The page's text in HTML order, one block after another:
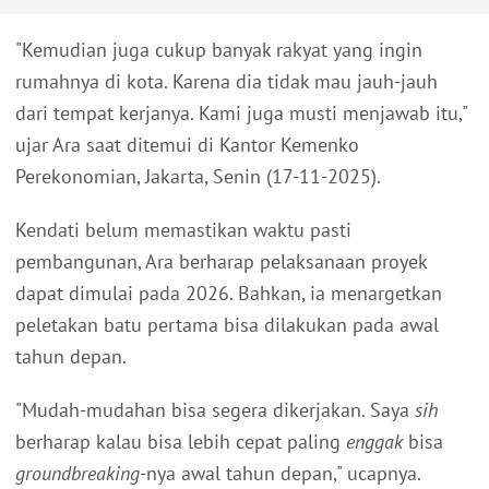
"Kemudian juga cukup banyak rakyat yang ingin
rumahnya di kota. Karena dia tidak mau jauh-jauh
dari tempat kerjanya. Kami juga musti menjawab itu,"
ujar Ara saat ditemui di Kantor Kemenko
Perekonomian, Jakarta, Senin (17-11-2025).
Kendati belum memastikan waktu pasti
pembangunan, Ara berharap pelaksanaan proyek
dapat dimulai pada 2026. Bahkan, ia menargetkan
peletakan batu pertama bisa dilakukan pada awal
tahun depan.
"Mudah-mudahan bisa segera dikerjakan. Saya sih
berharap kalau bisa lebih cepat paling enggakbisa
groundbreaking-nya awal tahun depan," ucapnya.